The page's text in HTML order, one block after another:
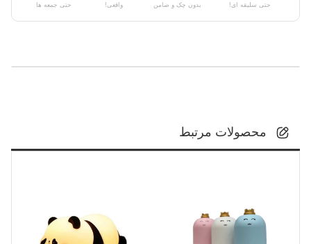
حتی سلیقه ای! بدون چک و ضامن واقعی! حتی جمعه ها
محصولات مرتبط